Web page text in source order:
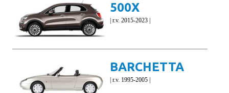
500X
| r.v. 2015-2023 |
BARCHETTA
| r.v. 1995-2005 |